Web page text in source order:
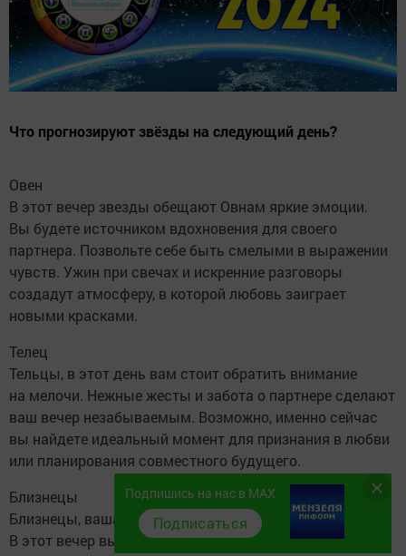
Что прогнозируют звёзды на следующий день?
Овен
В этот вечер звезды обещают Овнам яркие эмоции.
Вы будете источником вдохновения для своего
партнера. Позвольте себе быть смелыми в выражении
чувств. Ужин при свечах и искренние разговоры
создадут атмосферу, в которой любовь заиграет
новыми красками.
Телец
Тельцы, в этот день вам стоит обратить внимание
на мелочи. Нежные жесты и забота о партнере сделают
ваш вечер незабываемым. Возможно, именно сейчас
вы найдете идеальный момент для признания в любви
или планирования совместного будущего.
Близнецы
Близнецы, ваша игривость и обаяние будут на высоте!
В этот вечер вы сможете завести интересные
Подпишись на нас в MAX
Подписаться